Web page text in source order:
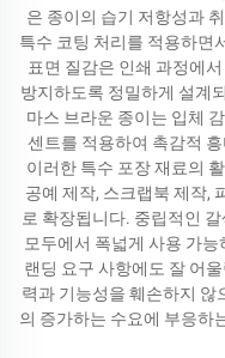
은 종이의 습기 저항성과
특수 코팅 처리를 적용하면
표면 질감은 인쇄 과정에
방지하도록 정밀하게 설계
마스 브라운 종이는 입체
센트를 적용하여 촉감적
이러한 특수 포장 재료의
공예 제작, 스크랩북 제작,
로 확장됩니다. 중립적인
모두에서 폭넓게 사용 가
랜딩 요구 사항에도 잘 어
력과 기능성을 훼손하지 않
의 증가하는 수요에 부응하